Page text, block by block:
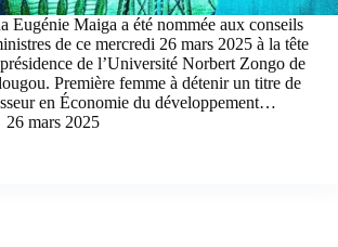
Eugénie Maiga a été nommée aux conseils
de ce mercredi 26 mars 2025 à la tête
de l’Université Norbert Zongo de
Première femme à détenir un titre de
en Économie du développement…
26 mars 2025